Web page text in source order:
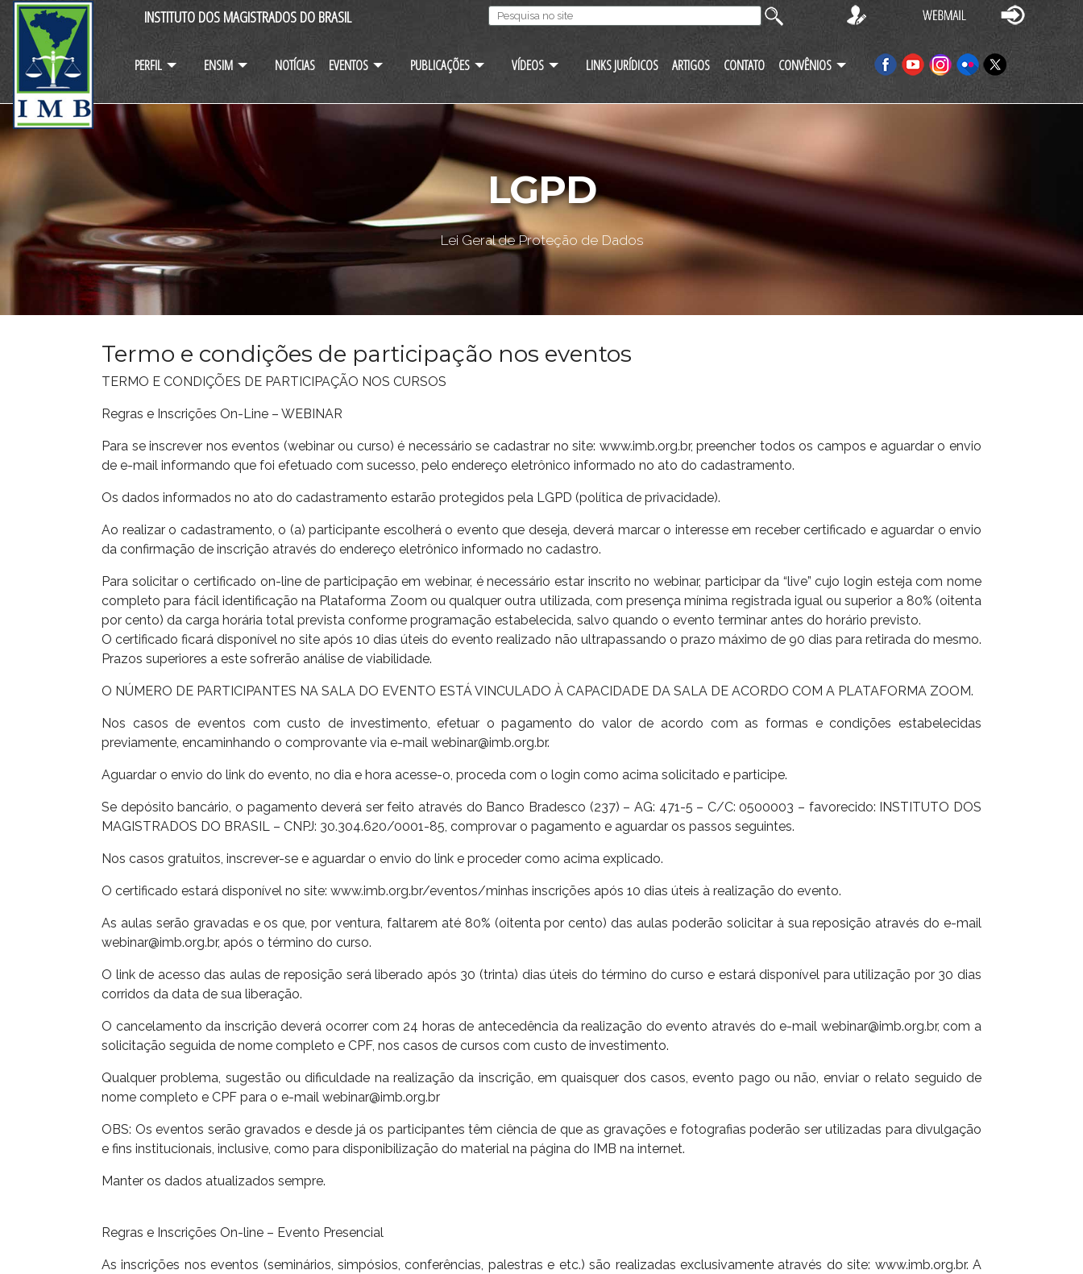
INSTITUTO DOS MAGISTRADOS DO BRASIL
PERFIL ENSIM NOTÍCIAS EVENTOS PUBLICAÇÕES VÍDEOS LINKS JURÍDICOS ARTIGOS CONTATO CONVÊNIOS
LGPD
Lei Geral de Proteção de Dados
Termo e condições de participação nos eventos
TERMO E CONDIÇÕES DE PARTICIPAÇÃO NOS CURSOS
Regras e Inscrições On-Line – WEBINAR
Para se inscrever nos eventos (webinar ou curso) é necessário se cadastrar no site: www.imb.org.br, preencher todos os campos e aguardar o envio
de e-mail informando que foi efetuado com sucesso, pelo endereço eletrônico informado no ato do cadastramento.
Os dados informados no ato do cadastramento estarão protegidos pela LGPD (política de privacidade).
Ao realizar o cadastramento, o (a) participante escolherá o evento que deseja, deverá marcar o interesse em receber certificado e aguardar o envio
da confirmação de inscrição através do endereço eletrônico informado no cadastro.
Para solicitar o certificado on-line de participação em webinar, é necessário estar inscrito no webinar, participar da “live” cujo login esteja com nome
completo para fácil identificação na Plataforma Zoom ou qualquer outra utilizada, com presença mínima registrada igual ou superior a 80% (oitenta
por cento) da carga horária total prevista conforme programação estabelecida, salvo quando o evento terminar antes do horário previsto.
O certificado ficará disponível no site após 10 dias úteis do evento realizado não ultrapassando o prazo máximo de 90 dias para retirada do mesmo.
Prazos superiores a este sofrerão análise de viabilidade.
O NÚMERO DE PARTICIPANTES NA SALA DO EVENTO ESTÁ VINCULADO À CAPACIDADE DA SALA DE ACORDO COM A PLATAFORMA ZOOM.
Nos casos de eventos com custo de investimento, efetuar o pagamento do valor de acordo com as formas e condições estabelecidas
previamente, encaminhando o comprovante via e-mail webinar@imb.org.br.
Aguardar o envio do link do evento, no dia e hora acesse-o, proceda com o login como acima solicitado e participe.
Se depósito bancário, o pagamento deverá ser feito através do Banco Bradesco (237) – AG: 471-5 – C/C: 0500003 – favorecido: INSTITUTO DOS
MAGISTRADOS DO BRASIL – CNPJ: 30.304.620/0001-85, comprovar o pagamento e aguardar os passos seguintes.
Nos casos gratuitos, inscrever-se e aguardar o envio do link e proceder como acima explicado.
O certificado estará disponível no site: www.imb.org.br/eventos/minhas inscrições após 10 dias úteis à realização do evento.
As aulas serão gravadas e os que, por ventura, faltarem até 80% (oitenta por cento) das aulas poderão solicitar à sua reposição através do e-mail
webinar@imb.org.br, após o término do curso.
O link de acesso das aulas de reposição será liberado após 30 (trinta) dias úteis do término do curso e estará disponível para utilização por 30 dias
corridos da data de sua liberação.
O cancelamento da inscrição deverá ocorrer com 24 horas de antecedência da realização do evento através do e-mail webinar@imb.org.br, com a
solicitação seguida de nome completo e CPF, nos casos de cursos com custo de investimento.
Qualquer problema, sugestão ou dificuldade na realização da inscrição, em quaisquer dos casos, evento pago ou não, enviar o relato seguido de
nome completo e CPF para o e-mail webinar@imb.org.br
OBS: Os eventos serão gravados e desde já os participantes têm ciência de que as gravações e fotografias poderão ser utilizadas para divulgação
e fins institucionais, inclusive, como para disponibilização do material na página do IMB na internet.
Manter os dados atualizados sempre.
Regras e Inscrições On-line – Evento Presencial
As inscrições nos eventos (seminários, simpósios, conferências, palestras e etc.) são realizadas exclusivamente através do site: www.imb.org.br. A